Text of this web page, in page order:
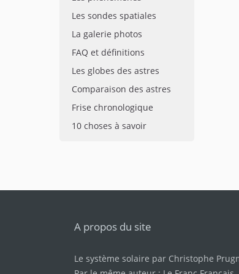
Les sondes spatiales
La galerie photos
FAQ et définitions
Les globes des astres
Comparaison des astres
Frise chronologique
10 choses à savoir
A propos du site
Le système solaire par Christophe